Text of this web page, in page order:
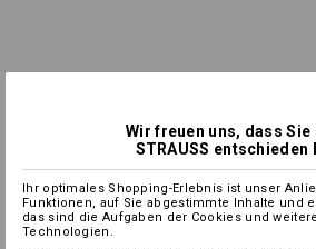
Wir freuen uns, dass Sie
STRAUSS entschieden
Ihr optimales Shopping-Erlebnis ist unser
Funktionen, auf Sie abgestimmte Inhalte und
das sind die Aufgaben der Cookies und
Technologien.